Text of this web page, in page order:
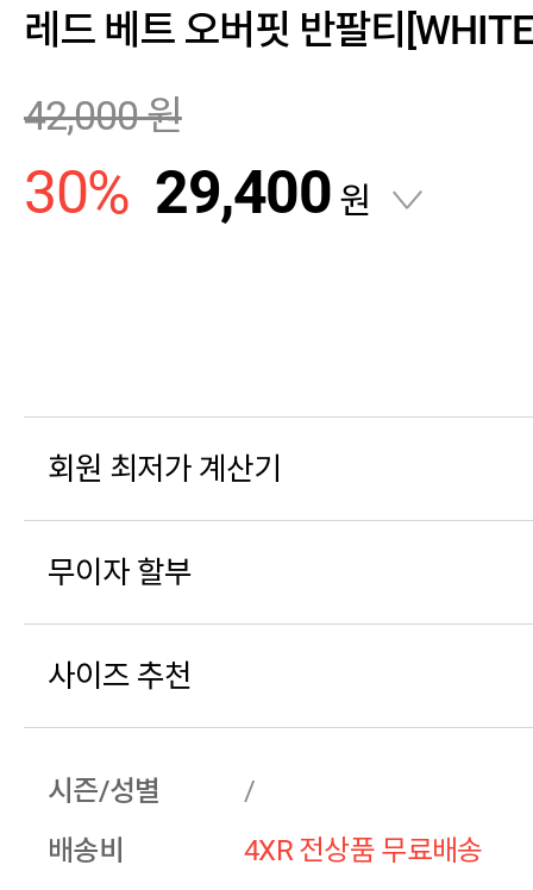
레드 베트 오버핏 반팔티
42,000원
30% 29,400 원
회원 최저가 계산기
무이자 할부
사이즈 추천
시즌/성별
/
배송비
4XR 전상품 무료배송